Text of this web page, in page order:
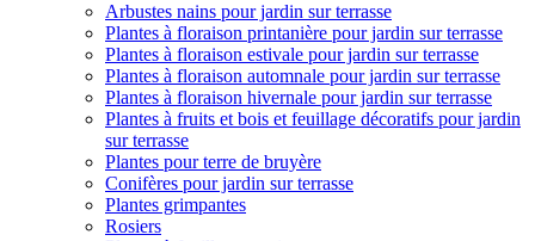
Arbustes nains pour jardin sur terrasse
Plantes à floraison printanière pour jardin sur terrasse
Plantes à floraison estivale pour jardin sur terrasse
Plantes à floraison automnale pour jardin sur terrasse
Plantes à floraison hivernale pour jardin sur terrasse
Plantes à fruits et bois et feuillage décoratifs pour jardin
sur terrasse
Plantes pour terre de bruyère
Conifères pour jardin sur terrasse
Plantes grimpantes
Rosiers